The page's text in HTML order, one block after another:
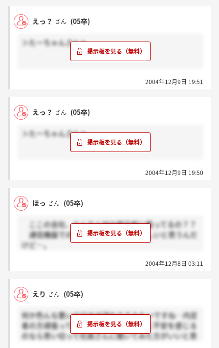
えっ？ さん (05卒)
＞たーちゃんさんへ
2004年12月9日 19:51
えっ？ さん (05卒)
＞たーちゃんさんへ
それは、辞めていってる人がいるのかも・・・です
2004年12月9日 19:50
ほっ さん (05卒)
ここの会社、なんで人材の掲示板に載ってるの？？
通信機器での掲示板に載せた方が正しいと思うんだ
けど…。
2004年12月8日 03:11
えり さん (05卒)
何か色んな悪いウワサが流れてるみたいですね‥内定
者の方頑張ってください！自分で会社に不安を感じる
のなら思い切って社員さんに聞いてみた方がいいと思